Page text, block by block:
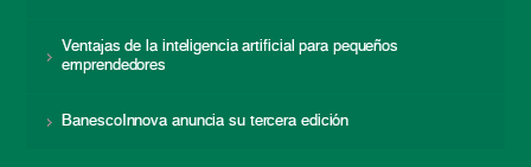
Ventajas de la inteligencia artificial para pequeños
emprendedores
BanescoInnova anuncia su tercera edición